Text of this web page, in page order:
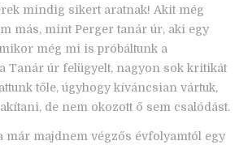
mindig sikert aratnak! Akit még
más, mint Perger tanár úr, aki egy
még mi is próbáltunk a
Tanár úr felügyelt, nagyon sok kritikát
tőle, úgyhogy kíváncsian vártuk,
de nem okozott ő sem csalódást.
már majdnem végzős évfolyamtól egy